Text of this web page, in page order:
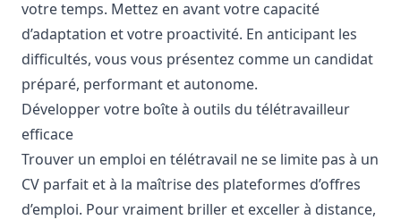
votre temps. Mettez en avant votre capacité
d’adaptation et votre proactivité. En anticipant les
difficultés, vous vous présentez comme un candidat
préparé, performant et autonome.
Développer votre boîte à outils du télétravailleur
efficace
Trouver un emploi en télétravail ne se limite pas à un
CV parfait et à la maîtrise des plateformes d’offres
d’emploi. Pour vraiment briller et exceller à distance,